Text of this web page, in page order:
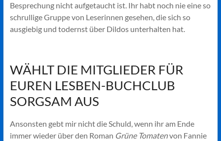
Besprechung nicht aufgetaucht ist. Ihr habt noch nie eine so
schrullige Gruppe von Leserinnen gesehen, die sich so
ausgiebig und todernst über Dildos unterhalten hat.
WÄHLT DIE MITGLIEDER FÜR
EUREN LESBEN-BUCHCLUB
SORGSAM AUS
Ansonsten gebt mir nicht die Schuld, wenn ihr am Ende
immer wieder über den Roman Grüne Tomatenvon Fannie